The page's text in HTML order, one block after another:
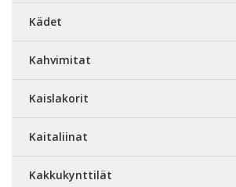
Kädet
Kahvimitat
Kaislakorit
Kaitaliinat
Kakkukynttilät